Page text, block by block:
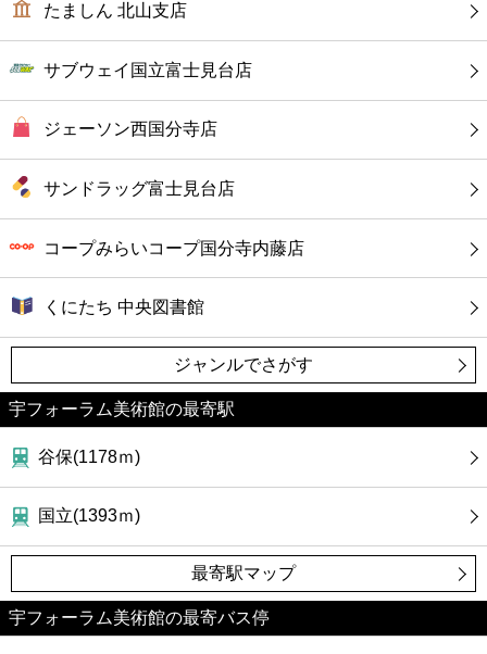
ホテル
たましん 北山支店
サブウェイ国立富士見台店
ジェーソン西国分寺店
サンドラッグ富士見台店
コープみらいコープ国分寺内藤店
くにたち 中央図書館
ジャンルでさがす
宇フォーラム美術館の最寄駅
谷保(1178ｍ)
国立(1393ｍ)
最寄駅マップ
宇フォーラム美術館の最寄バス停